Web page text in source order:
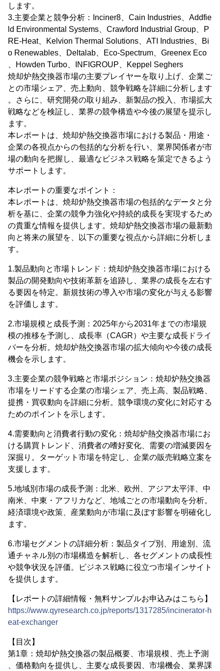
します。
3.主要企業と競争分析：Inciner8、Cain Industries、Addfie
ld Environmental Systems、Crawford Industrial Group、P
RE-Heat、Kelvion Thermal Solutions、ATI Industries、Bi
o Renewables、Deltalab、Eco-Spectrum、Greenex Eco
、Howden Turbo、INFIGROUP、Keppel Seghers
焼却炉熱交換器市場の主要プレイヤーを取り上げ、企業ご
との市場シェア、売上動向、競争戦略を詳細に分析します
。さらに、研究開発の取り組み、新製品の投入、市場拡大
戦略などを検証し、業界の競争構造や今後の展望を提示し
ます。
本レポートは、焼却炉熱交換器市場における製品・用途・
企業の各視点からの包括的な分析を行い、業界関係者が市
場の動向を把握し、最適なビジネス戦略を策定できるよう
サポートします。
本レポートの重要なポイント：
本レポートは、焼却炉熱交換器市場の包括的なデータと分
析を基に、企業の競争力強化や持続的成長を実現するため
の貴重な情報を提供します。焼却炉熱交換器市場の最新動
向と将来の展望を、以下の重要な視点から詳細に分析しま
す。
1.製品動向と市場トレンド：焼却炉熱交換器市場における
製品の開発動向や技術革新を追跡し、業界の成長を左右す
る要因を特定。新規技術の導入や市場の変化が与える影響
を評価します。
2.市場規模と成長予測：2025年から2031年までの市場規
模の推移を予測し、成長率（CAGR）や主要な成長ドライ
バーを分析。焼却炉熱交換器市場の拡大傾向や今後の成長
機会を示します。
3.主要企業の競争戦略と市場ポジション：焼却炉熱交換器
市場をリードする企業の市場シェア、売上高、製品戦略、
提携・買収動向を詳細に分析。競争環境の変化に対応する
ためのポイントを示します。
4.需要動向と消費者行動の変化：焼却炉熱交換器市場にお
ける購買トレンド、消費者の嗜好変化、需要の増減要因を
深掘り。ターゲット市場を特定し、企業の販売戦略立案を
支援します。
5.地域別市場の成長予測：北米、欧州、アジア太平洋、中
南米、中東・アフリカなど、地域ごとの市場動向を分析。
経済環境や政策、産業動向が市場に及ぼす影響を明確化し
ます。
6.市場セグメントの詳細分析：製品タイプ別、用途別、流
通チャネル別の市場構造を解析し、各セグメントの成長性
や競争状況を評価。ビジネス戦略に役立つ市場インサイト
を提供します。
【レポートの詳細情報・無料サンプルお申込みはこちら】
https://www.qyresearch.co.jp/reports/1317285/incinerator-h
eat-exchanger
【目次】
第1章：焼却炉熱交換器の製品概要、市場規模、売上予測
、価格動向を提供し、主要な成長要因、市場機会、業界課